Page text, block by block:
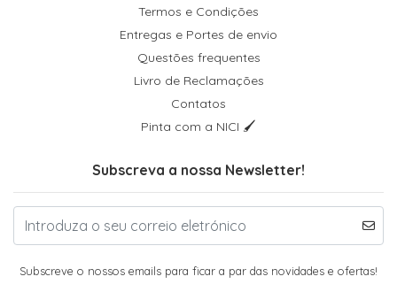
Termos e Condições
Entregas e Portes de envio
Questões frequentes
Livro de Reclamações
Contatos
Pinta com a NICI 🖌
Subscreva a nossa Newsletter!
Subscreve o nossos emails para ficar a par das novidades e ofertas!